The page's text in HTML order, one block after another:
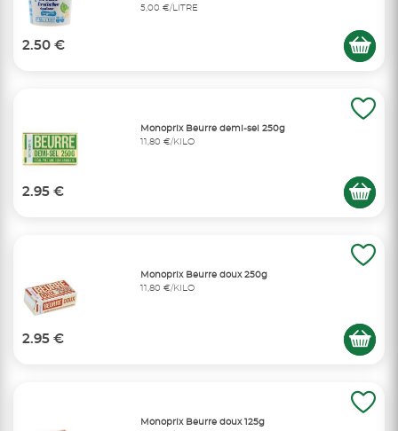
5,00 €/LITRE
2.50 €
Monoprix Beurre demi-sel 250g
11,80 €/KILO
2.95 €
Monoprix Beurre doux 250g
11,80 €/KILO
2.95 €
Monoprix Beurre doux 125g